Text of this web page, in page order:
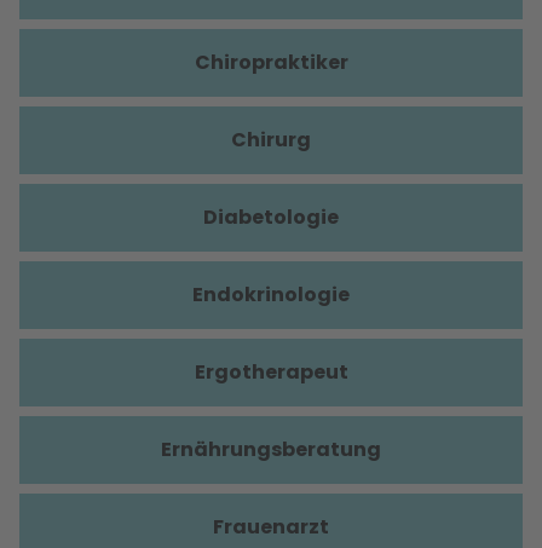
Chiropraktiker
Chirurg
Diabetologie
Endokrinologie
Ergotherapeut
Ernährungsberatung
Frauenarzt